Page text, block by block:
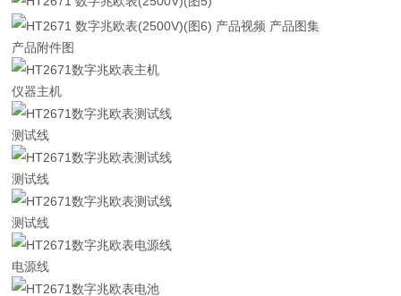
产品视频 产品图集
产品附件图
仪器主机
测试线
测试线
测试线
电源线